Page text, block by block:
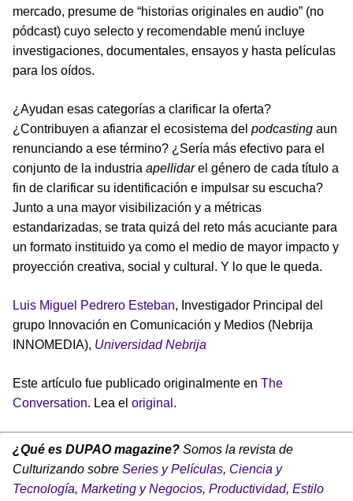
mercado, presume de “historias originales en audio” (no
pódcast) cuyo selecto y recomendable menú incluye
investigaciones, documentales, ensayos y hasta películas
para los oídos.
¿Ayudan esas categorías a clarificar la oferta?
¿Contribuyen a afianzar el ecosistema del podcasting aun
renunciando a ese término? ¿Sería más efectivo para el
conjunto de la industria apellidarel género de cada título a
fin de clarificar su identificación e impulsar su escucha?
Junto a una mayor visibilización y a métricas
estandarizadas, se trata quizá del reto más acuciante para
un formato instituido ya como el medio de mayor impacto y
proyección creativa, social y cultural. Y lo que le queda.
Luis Miguel Pedrero Esteban, Investigador Principal del
grupo Innovación en Comunicación y Medios (Nebrija
INNOMEDIA), Universidad Nebrija
Este artículo fue publicado originalmente en The
Conversation. Lea el original .
¿Qué es DUPAO magazine? Somos la revista de
Culturizando sobre Series y Películas, Ciencia y
Tecnología, Marketing y Negocios, Productividad, Estilo